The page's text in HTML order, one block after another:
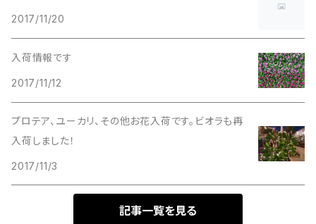
2017/11/20
入荷情報です
2017/11/12
プロテア、ユーカリ、その他お花入荷です。ビオラも再
入荷しました！
2017/11/3
記事一覧を見る